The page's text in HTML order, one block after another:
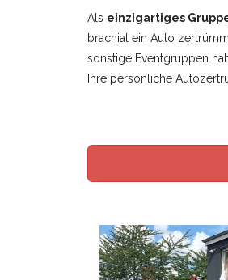
Als einzigartiges
brachial ein Auto
sonstige Eventgruppen
Ihre persönliche